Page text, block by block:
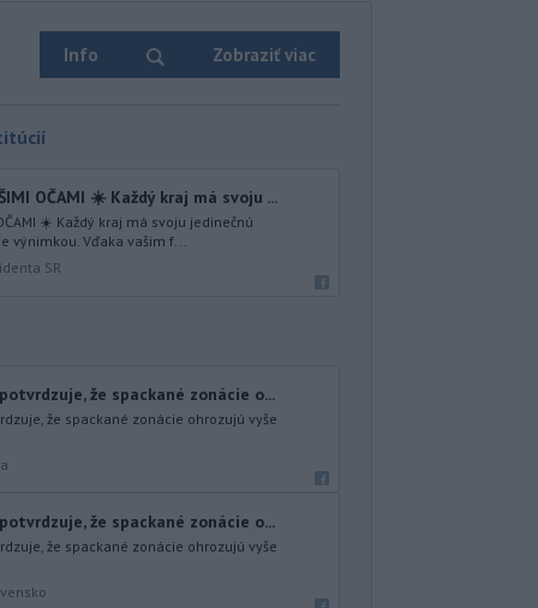
Info Zobraziť viac
OČAMI ☀️ Každý kraj má svoju ...
OČAMI ☀️ Každý kraj má svoju jedinečnú
výnimkou. Vďaka vašim f...
SR
že spackané zonácie o...
že spackané zonácie ohrozujú vyše
že spackané zonácie o...
že spackané zonácie ohrozujú vyše